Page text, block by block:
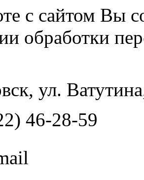
с сайтом Вы
обработки
ул.
46-28-59